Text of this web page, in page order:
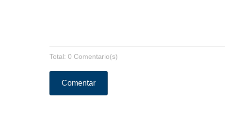
Total: 0 Comentario(s)
Comentar